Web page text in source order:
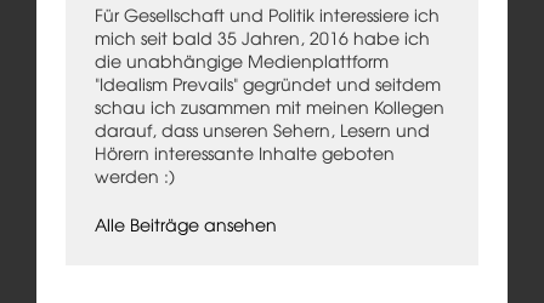
Für Gesellschaft und Politik interessiere ich
mich seit bald 35 Jahren, 2016 habe ich
die unabhängige Medienplattform
"Idealism Prevails" gegründet und seitdem
schau ich zusammen mit meinen Kollegen
darauf, dass unseren Sehern, Lesern und
Hörern interessante Inhalte geboten
werden :)
Alle Beiträge ansehen